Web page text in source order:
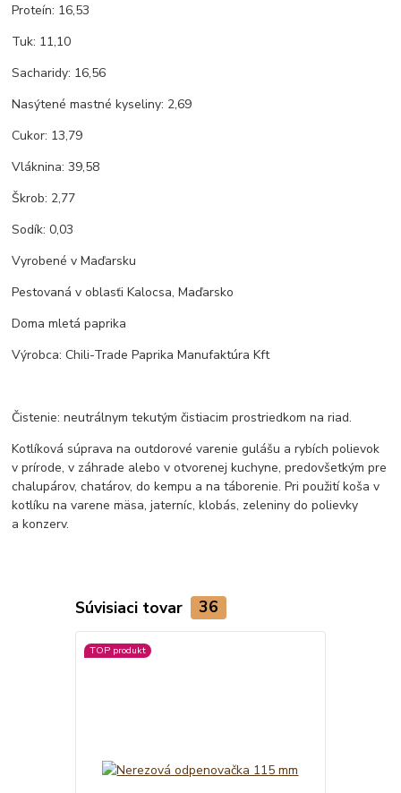
Proteín: 16,53
Tuk: 11,10
Sacharidy: 16,56
Nasýtené mastné kyseliny: 2,69
Cukor: 13,79
Vláknina: 39,58
Škrob: 2,77
Sodík: 0,03
Vyrobené v Maďarsku
Pestovaná v oblasťi Kalocsa, Maďarsko
Doma mletá paprika
Výrobca: Chili-Trade Paprika Manufaktúra Kft
Čistenie: neutrálnym tekutým čistiacim prostriedkom na riad.
Kotlíková súprava na outdorové varenie gulášu a rybích polievok
v prírode, v záhrade alebo v otvorenej kuchyne, predovšetkým pre
chalupárov, chatárov, do kempu a na táborenie. Pri použití koša v
kotlíku na varene mäsa, jaterníc, klobás, zeleniny do polievky
a konzerv.
Súvisiaci tovar 36
TOP produkt